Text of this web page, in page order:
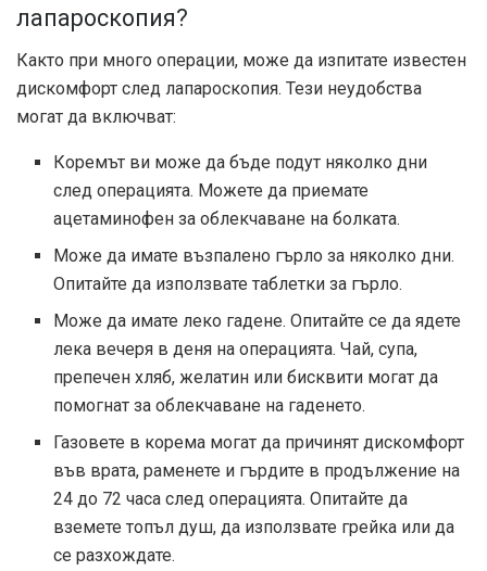
лапароскопия?
Както при много операции, може да изпитате известен
дискомфорт след лапароскопия. Тези неудобства
могат да включват:
Коремът ви може да бъде подут няколко дни
след операцията. Можете да приемате
ацетаминофен за облекчаване на болката.
Може да имате възпалено гърло за няколко дни.
Опитайте да използвате таблетки за гърло.
Може да имате леко гадене. Опитайте се да ядете
лека вечеря в деня на операцията. Чай, супа,
препечен хляб, желатин или бисквити могат да
помогнат за облекчаване на гаденето.
Газовете в корема могат да причинят дискомфорт
във врата, раменете и гърдите в продължение на
24 до 72 часа след операцията. Опитайте да
вземете топъл душ, да използвате грейка или да
се разхождате.